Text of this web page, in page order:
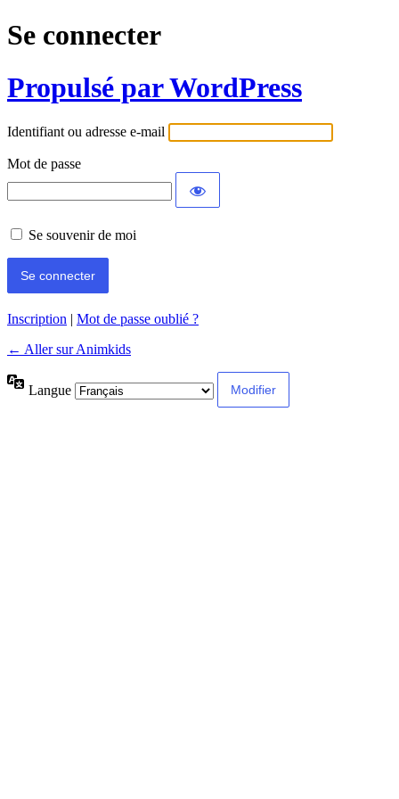
Se connecter
Propulsé par WordPress
Identifiant ou adresse e-mail
Mot de passe
Se souvenir de moi
Inscription | Mot de passe oublié ?
← Aller sur Animkids
Langue